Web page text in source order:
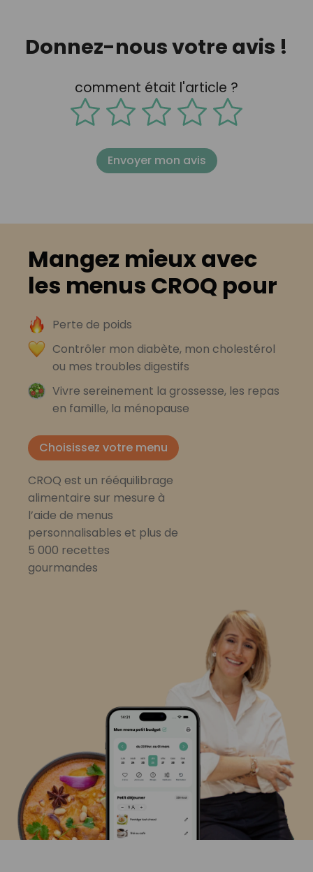
Donnez-nous votre avis !
comment était l'article ?
Envoyer mon avis
Mangez mieux avec
les menus CROQ pour
Perte de poids
Contrôler mon diabète, mon cholestérol
ou mes troubles digestifs
Vivre sereinement la grossesse, les repas
en famille, la ménopause
Choisissez votre menu
CROQ est un rééquilibrage
alimentaire sur mesure à
l’aide de menus
personnalisables et plus de
5 000 recettes
gourmandes